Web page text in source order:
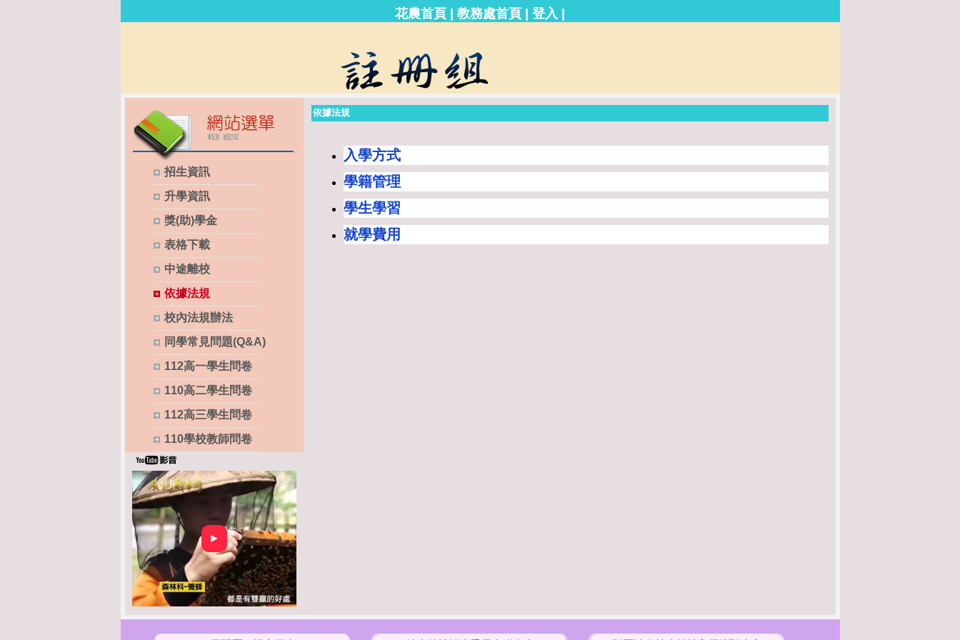
花農首頁 | 教務處首頁 | 登入 |
招生資訊
升學資訊
獎(助)學金
表格下載
中途離校
依據法規
校內法規辦法
同學常見問題(Q&A)
112高一學生問卷
110高二學生問卷
112高三學生問卷
110學校教師問卷
►
依據法規
入學方式
學籍管理
學生學習
就學費用